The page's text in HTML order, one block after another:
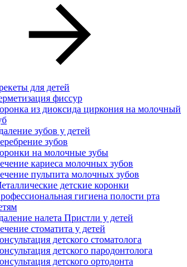
для детей
фиссур
из диоксида циркония на молочный
зубов у детей
зубов
на молочные зубы
кариеса молочных зубов
пульпита молочных зубов
детские коронки
гигиена полости рта
налета Пристли у детей
стоматита у детей
детского стоматолога
детского пародонтолога
детского ортодонта